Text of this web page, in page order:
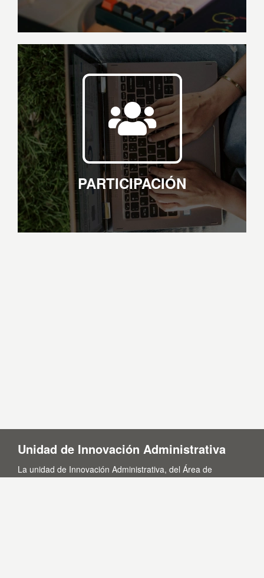
PARTICIPACIÓN
Unidad de Innovación Administrativa
La unidad de Innovación Administrativa, del Área de
Presidencia, es la encargada de la actualización de este